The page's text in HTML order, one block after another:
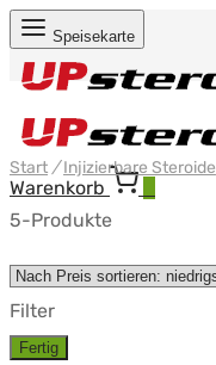
Speisekarte
Warenkorb
Start / Injizierbare Steroide
5-Produkte
Filter
Fertig